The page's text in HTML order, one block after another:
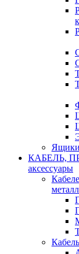
КАБЕЛЬ,
аксессуары